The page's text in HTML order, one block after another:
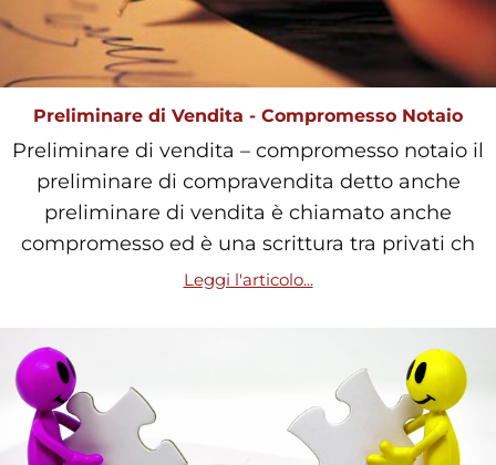
Preliminare di Vendita - Compromesso Notaio
Preliminare di vendita – compromesso notaio il
preliminare di compravendita detto anche
preliminare di vendita è chiamato anche
compromesso ed è una scrittura tra privati ch
Leggi l'articolo...